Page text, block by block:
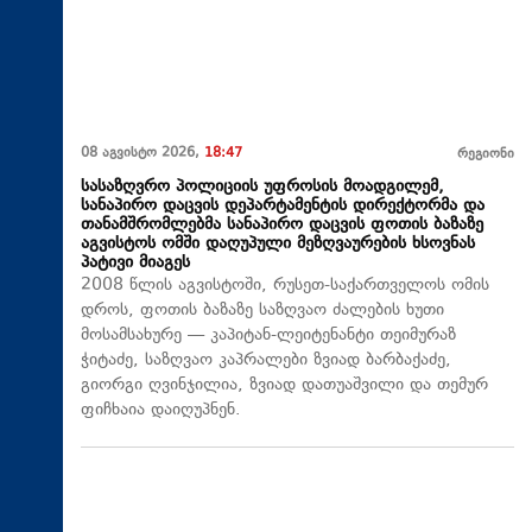
08 აგვისტო 2026, 18:47 რეგიონი
სასაზღვრო პოლიციის უფროსის მოადგილემ,
სანაპირო დაცვის დეპარტამენტის დირექტორმა და
თანამშრომლებმა სანაპირო დაცვის ფოთის ბაზაზე
აგვისტოს ომში დაღუპული მეზღვაურების ხსოვნას
პატივი მიაგეს
2008 წლის აგვისტოში, რუსეთ-საქართველოს ომის
დროს, ფოთის ბაზაზე საზღვაო ძალების ხუთი
მოსამსახურე — კაპიტან-ლეიტენანტი თეიმურაზ
ჭიტაძე, საზღვაო კაპრალები ზვიად ბარბაქაძე,
გიორგი ღვინჯილია, ზვიად დათუაშვილი და თემურ
ფიჩხაია დაიღუპნენ.